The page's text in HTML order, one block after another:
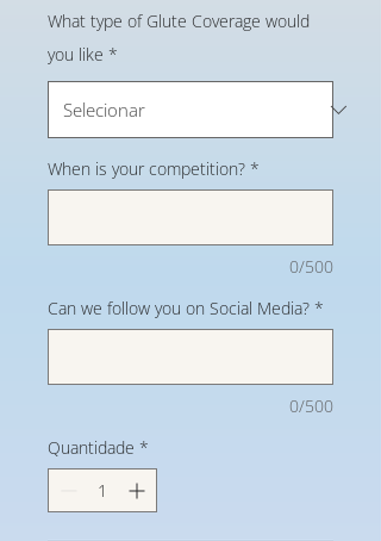
What type of Glute Coverage would
you like *
When is your competition? *
0/500
Can we follow you on Social Media? *
0/500
Quantidade *